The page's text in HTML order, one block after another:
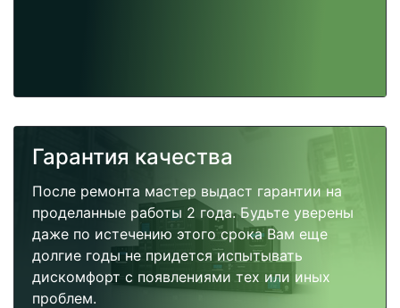
Гарантия качества
После ремонта мастер выдаст гарантии на
проделанные работы 2 года. Будьте уверены
даже по истечению этого срока Вам еще
долгие годы не придется испытывать
дискомфорт с появлениями тех или иных
проблем.